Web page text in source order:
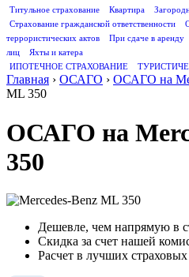
Титульное страхование
Квартира
Страхование гражданской ответственности
террористических актов
При сдаче в аренду
лиц
Яхты и катера
ИПОТЕЧНОЕ СТРАХОВАНИЕ
Главная › ОСАГО › ОСАГО на
ML 350
ОСАГО на
350
Дешевле, чем напрямую в
Скидка за счет нашей
Расчет в лучших